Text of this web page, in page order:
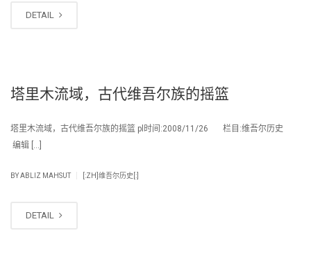
DETAIL
塔里木流域，古代维吾尔族的摇篮
塔里木流域，古代维吾尔族的摇篮 pl时间:2008/11/26 栏目:维吾尔历史
编辑 […]
BYABLIZ MAHSUT [:ZH]维吾尔历史[:]
DETAIL